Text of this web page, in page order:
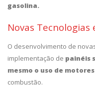
gasolina.
Novas Tecnologias
O desenvolvimento de
implementação de painéis
mesmo o uso de
combustão.